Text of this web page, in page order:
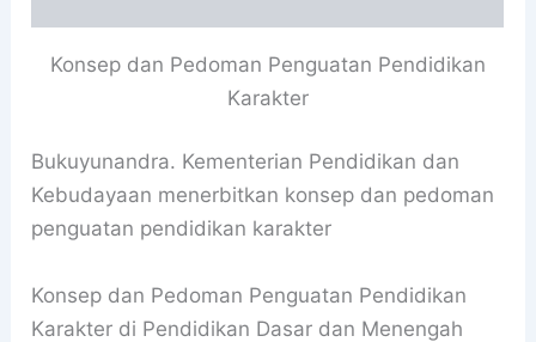
Konsep dan Pedoman Penguatan Pendidikan
Karakter
Bukuyunandra. Kementerian Pendidikan dan
Kebudayaan menerbitkan konsep dan pedoman
penguatan pendidikan karakter
Konsep dan Pedoman Penguatan Pendidikan
Karakter di Pendidikan Dasar dan Menengah